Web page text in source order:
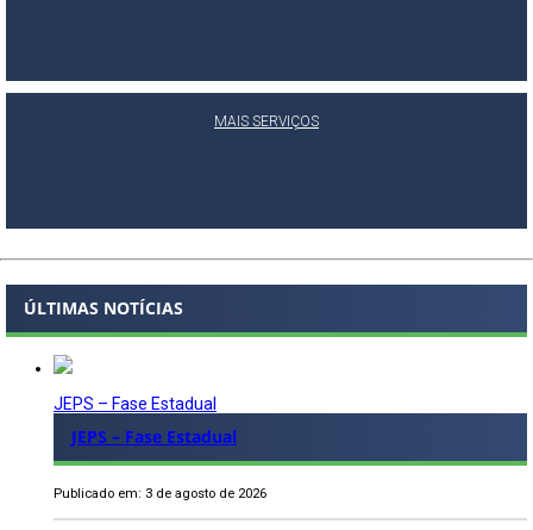
MAIS SERVIÇOS
ÚLTIMAS NOTÍCIAS
JEPS – Fase Estadual
JEPS – Fase Estadual
Publicado em: 3 de agosto de 2026